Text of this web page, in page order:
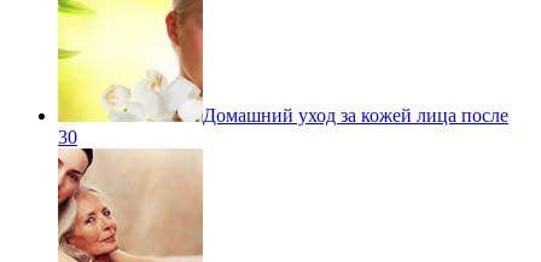
Домашний уход за кожей лица после
30